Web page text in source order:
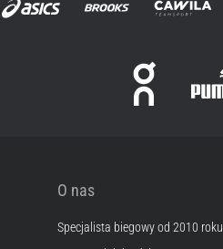
O nas
Specjalista biegowy od 2010 roku